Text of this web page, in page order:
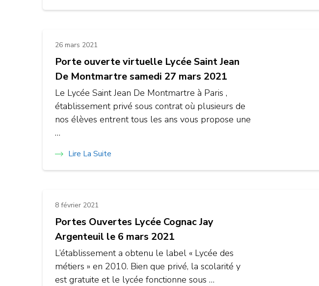
26 mars 2021
Porte ouverte virtuelle Lycée Saint Jean
De Montmartre samedi 27 mars 2021
Le Lycée Saint Jean De Montmartre à Paris ,
établissement privé sous contrat où plusieurs de
nos élèves entrent tous les ans vous propose une
…
Lire La Suite
8 février 2021
Portes Ouvertes Lycée Cognac Jay
Argenteuil le 6 mars 2021
L’établissement a obtenu le label « Lycée des
métiers » en 2010. Bien que privé, la scolarité y
est gratuite et le lycée fonctionne sous …